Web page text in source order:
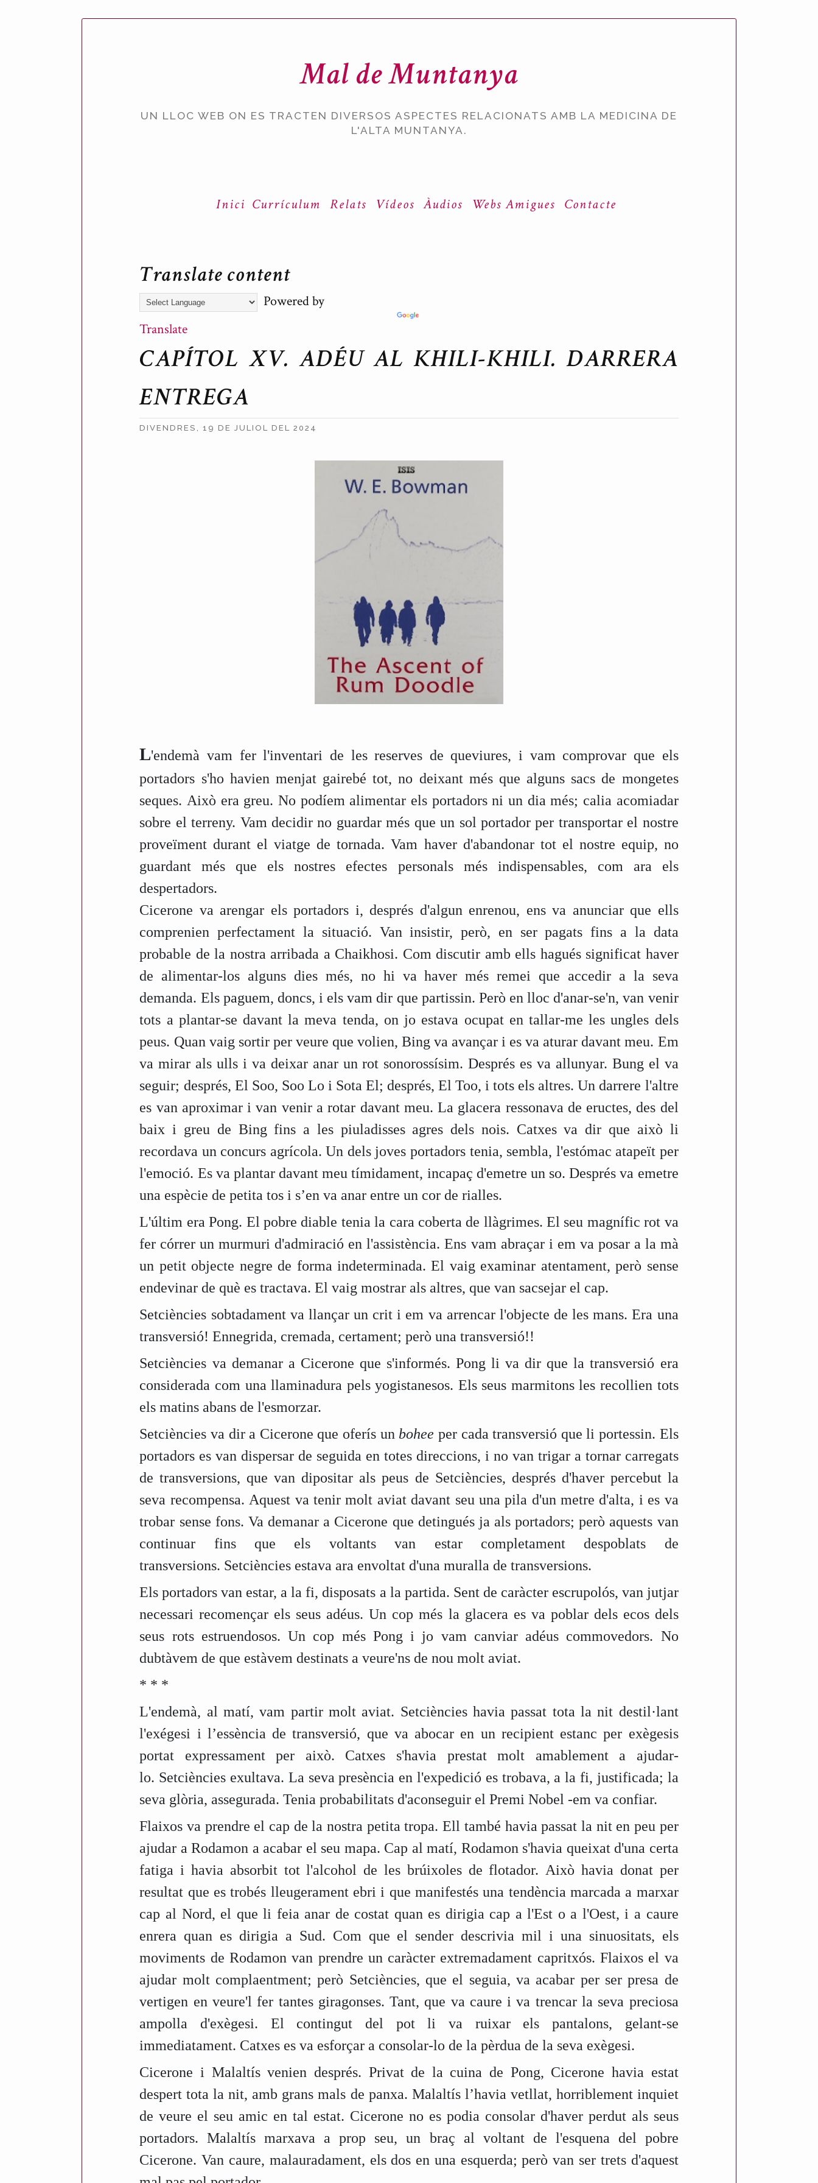
Mal de Muntanya
UN LLOC WEB ON ES TRACTEN DIVERSOS ASPECTES RELACIONATS AMB LA MEDICINA DE
L'ALTA MUNTANYA.
Inici Currículum Relats Vídeos Àudios Webs Amigues Contacte
Translate content
Powered by
Translate
CAPÍTOL XV. ADÉU AL KHILI-KHILI. DARRERA
ENTREGA
DIVENDRES, 19 DE JULIOL DEL 2024
o
i
R
i
c
a
r
t
d
e
M
e
s
o
n
e
s
L'endemà vam fer l'inventari de les reserves de queviures, i vam comprovar que els
portadors s'ho havien menjat gairebé tot, no deixant més que alguns sacs de mongetes
seques. Això era greu. No podíem alimentar els portadors ni un dia més; calia acomiadar
sobre el terreny. Vam decidir no guardar més que un sol portador per transportar el nostre
proveïment durant el viatge de tornada. Vam haver d'abandonar tot el nostre equip, no
guardant més que els nostres efectes personals més indispensables, com ara els
despertadors.
Cicerone va arengar els portadors i, després d'algun enrenou, ens va anunciar que ells
comprenien perfectament la situació. Van insistir, però, en ser pagats fins a la data
probable de la nostra arribada a Chaikhosi. Com discutir amb ells hagués significat haver
de alimentar-los alguns dies més, no hi va haver més remei que accedir a la seva
demanda. Els paguem, doncs, i els vam dir que partissin. Però en lloc d'anar-se'n, van venir
tots a plantar-se davant la meva tenda, on jo estava ocupat en tallar-me les ungles dels
peus. Quan vaig sortir per veure que volien, Bing va avançar i es va aturar davant meu. Em
va mirar als ulls i va deixar anar un rot sonorossísim. Després es va allunyar. Bung el va
seguir; després, El Soo, Soo Lo i Sota El; després, El Too, i tots els altres. Un darrere l'altre
es van aproximar i van venir a rotar davant meu. La glacera ressonava de eructes, des del
baix i greu de Bing fins a les piuladisses agres dels nois. Catxes va dir que això li
recordava un concurs agrícola. Un dels joves portadors tenia, sembla, l'estómac atapeït per
l'emoció. Es va plantar davant meu tímidament, incapaç d'emetre un so. Després va emetre
una espècie de petita tos i s’en va anar entre un cor de rialles.
L'últim era Pong. El pobre diable tenia la cara coberta de llàgrimes. El seu magnífic rot va
fer córrer un murmuri d'admiració en l'assistència. Ens vam abraçar i em va posar a la mà
un petit objecte negre de forma indeterminada. El vaig examinar atentament, però sense
endevinar de què es tractava. El vaig mostrar als altres, que van sacsejar el cap.
Setciències sobtadament va llançar un crit i em va arrencar l'objecte de les mans. Era una
transversió! Ennegrida, cremada, certament; però una transversió!!
Setciències va demanar a Cicerone que s'informés. Pong li va dir que la transversió era
considerada com una llaminadura pels yogistanesos. Els seus marmitons les recollien tots
els matins abans de l'esmorzar.
Setciències va dir a Cicerone que oferís un bohee per cada transversió que li portessin. Els
portadors es van dispersar de seguida en totes direccions, i no van trigar a tornar carregats
de transversions, que van dipositar als peus de Setciències, després d'haver percebut la
seva recompensa. Aquest va tenir molt aviat davant seu una pila d'un metre d'alta, i es va
trobar sense fons. Va demanar a Cicerone que detingués ja als portadors; però aquests van
continuar fins que els voltants van estar completament despoblats de
transversions. Setciències estava ara envoltat d'una muralla de transversions.
Els portadors van estar, a la fi, disposats a la partida. Sent de caràcter escrupolós, van jutjar
necessari recomençar els seus adéus. Un cop més la glacera es va poblar dels ecos dels
seus rots estruendosos. Un cop més Pong i jo vam canviar adéus commovedors. No
dubtàvem de que estàvem destinats a veure'ns de nou molt aviat.
* * *
L'endemà, al matí, vam partir molt aviat. Setciències havia passat tota la nit destil·lant
l'exégesi i l’essència de transversió, que va abocar en un recipient estanc per exègesis
portat expressament per això. Catxes s'havia prestat molt amablement a ajudar-
lo. Setciències exultava. La seva presència en l'expedició es trobava, a la fi, justificada; la
seva glòria, assegurada. Tenia probabilitats d'aconseguir el Premi Nobel -em va confiar.
Flaixos va prendre el cap de la nostra petita tropa. Ell també havia passat la nit en peu per
ajudar a Rodamon a acabar el seu mapa. Cap al matí, Rodamon s'havia queixat d'una certa
fatiga i havia absorbit tot l'alcohol de les brúixoles de flotador. Això havia donat per
resultat que es trobés lleugerament ebri i que manifestés una tendència marcada a marxar
cap al Nord, el que li feia anar de costat quan es dirigia cap a l'Est o a l'Oest, i a caure
enrera quan es dirigia a Sud. Com que el sender descrivia mil i una sinuositats, els
moviments de Rodamon van prendre un caràcter extremadament capritxós. Flaixos el va
ajudar molt complaentment; però Setciències, que el seguia, va acabar per ser presa de
vertigen en veure'l fer tantes giragonses. Tant, que va caure i va trencar la seva preciosa
ampolla d'exègesi. El contingut del pot li va ruixar els pantalons, gelant-se
immediatament. Catxes es va esforçar a consolar-lo de la pèrdua de la seva exègesi.
Cicerone i Malaltís venien després. Privat de la cuina de Pong, Cicerone havia estat
despert tota la nit, amb grans mals de panxa. Malaltís l’havia vetllat, horriblement inquiet
de veure el seu amic en tal estat. Cicerone no es podia consolar d'haver perdut als seus
portadors. Malaltís marxava a prop seu, un braç al voltant de l'esquena del pobre
Cicerone. Van caure, malauradament, els dos en una esquerda; però van ser trets d'aquest